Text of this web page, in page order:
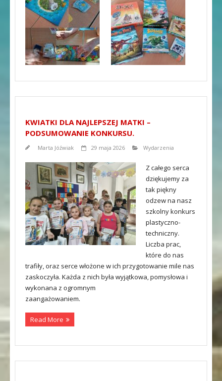
KWIATKI DLA NAJLEPSZEJ MATKI –
PODSUMOWANIE KONKURSU.
Marta Jóźwiak 29 maja 2026 Wydarzenia
Z całego serca
dziękujemy za
tak piękny
odzew na nasz
szkolny konkurs
plastyczno-
techniczny.
Liczba prac,
które do nas
trafiły, oraz serce włożone w ich przygotowanie mile nas
zaskoczyła. Każda z nich była wyjątkowa, pomysłowa i
wykonana z ogromnym
zaangażowaniem.
Read More